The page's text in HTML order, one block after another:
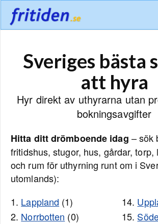
Sveriges bästa
att hyra
Hyr direkt av uthyrarna utan
bokningsavgifter
Hitta ditt drömboende idag – sök
fritidshus, stugor, hus, gårdar, torp,
och rum för uthyrning runt om i
utomlands):
1. Lappland (1)
2. Norrbotten (0)
14.
15.